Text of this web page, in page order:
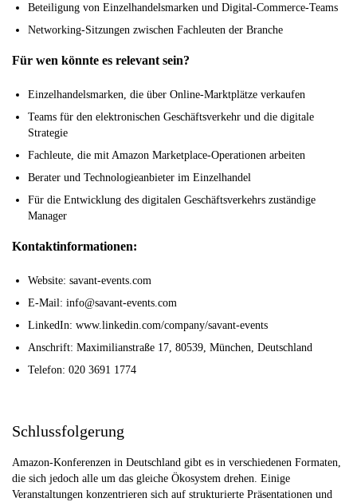
Beteiligung von Einzelhandelsmarken und Digital-Commerce-Teams
Networking-Sitzungen zwischen Fachleuten der Branche
Für wen könnte es relevant sein?
Einzelhandelsmarken, die über Online-Marktplätze verkaufen
Teams für den elektronischen Geschäftsverkehr und die digitale
Strategie
Fachleute, die mit Amazon Marketplace-Operationen arbeiten
Berater und Technologieanbieter im Einzelhandel
Für die Entwicklung des digitalen Geschäftsverkehrs zuständige
Manager
Kontaktinformationen:
Website: savant-events.com
E-Mail: info@savant-events.com
LinkedIn: www.linkedin.com/company/savant-events
Anschrift: Maximilianstraße 17, 80539, München, Deutschland
Telefon: 020 3691 1774
Schlussfolgerung
Amazon-Konferenzen in Deutschland gibt es in verschiedenen Formaten,
die sich jedoch alle um das gleiche Ökosystem drehen. Einige
Veranstaltungen konzentrieren sich auf strukturierte Präsentationen und